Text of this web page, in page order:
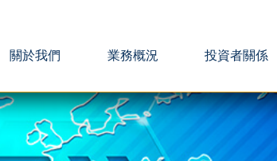
關於我們 業務概況 投資者關係